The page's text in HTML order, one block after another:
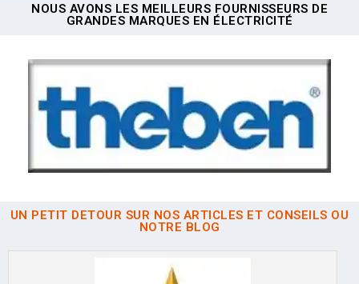
NOUS AVONS LES MEILLEURS FOURNISSEURS DE
GRANDES MARQUES EN ÉLECTRICITÉ
UN PETIT DETOUR SUR NOS ARTICLES ET CONSEILS OU
NOTRE BLOG